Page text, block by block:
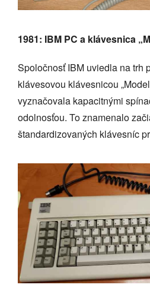
1981: IBM PC a klávesnica
Spoločnosť IBM uviedla na trh
klávesovou klávesnicou
vyznačovala kapacitnými
odolnosťou. To znamenalo
štandardizovaných klávesníc